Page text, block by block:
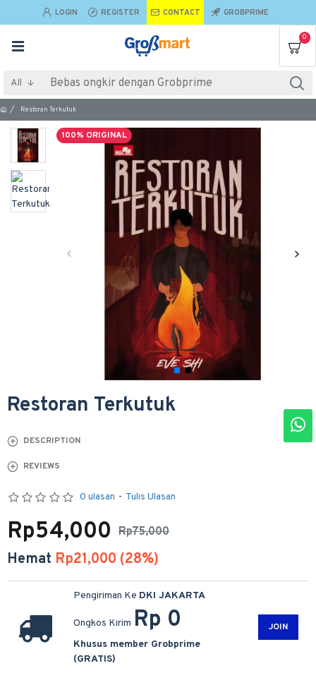
LOGIN REGISTER CONTACT GROBPRIME
0
All
Restoran Terkutuk
100% ORIGINAL
Restoran Terkutuk
DESCRIPTION
REVIEWS
0 ulasan - Tulis Ulasan
Rp75,000
Rp54,000
Hemat Rp21,000 (28%)
Pengiriman Ke DKI JAKARTA
Ongkos Kirim Rp 0
Khusus member Grobprime
(GRATIS)
JOIN